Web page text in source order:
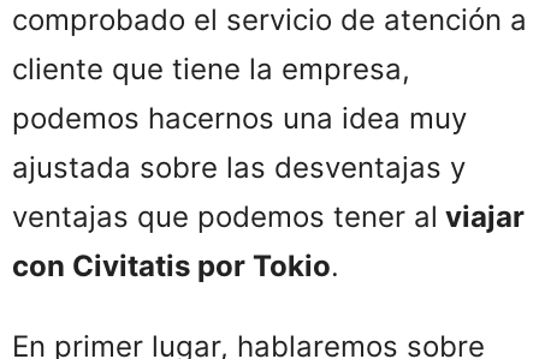
comprobado el servicio de atención a
cliente que tiene la empresa,
podemos hacernos una idea muy
ajustada sobre las desventajas y
ventajas que podemos tener al viajar
con Civitatis por Tokio.
En primer lugar, hablaremos sobre